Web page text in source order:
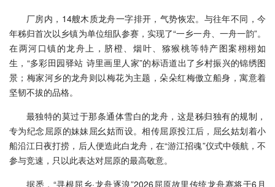
厂房内，14艘木质龙舟一字排开，气势恢宏。与往年不同，今
年秭归首次以乡镇为单位组队参赛，实现了“一乡一舟、一舟一韵”。
在两河口镇的龙舟上，脐橙、烟叶、猕猴桃等特产图案栩栩如
生，“多彩田园驿站 诗里画里人家”的标语道出了乡村振兴的锦绣图
景；梅家河乡的龙舟则以梅花为主题，朵朵红梅傲立船身，寓意着
坚韧不拔的品格。
最独特的莫过于那条通体雪白的龙舟，这是秭归独有的规制，
专为纪念屈原的妹妹屈幺姑而设。相传屈原投江后，屈幺姑划着小
船沿江日夜打捞，后人便造此白龙舟，在“游江招魂”仪式中领航，不
参与竞速，只以此表达对屈原的最高敬意。
据悉，“寻根屈乡·龙舟逐浪”2026屈原故里传统龙舟赛将于6月